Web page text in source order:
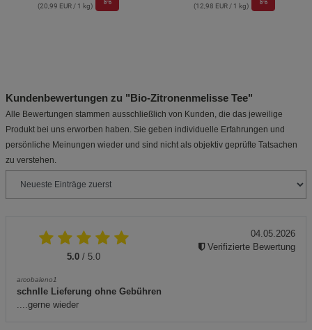
(20,99 EUR / 1 kg) (12,98 EUR / 1 kg)
Kundenbewertungen zu "Bio-Zitronenmelisse Tee"
Alle Bewertungen stammen ausschließlich von Kunden, die das jeweilige
Produkt bei uns erworben haben. Sie geben individuelle Erfahrungen und
persönliche Meinungen wieder und sind nicht als objektiv geprüfte Tatsachen
zu verstehen.
5.0 / 5.0
arcobaleno1
schnlle Lieferung ohne Gebühren
....gerne wieder
04.05.2026
Verifizierte Bewertung